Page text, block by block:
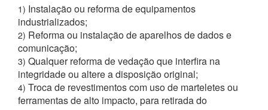
1) Instalação ou reforma de equipamentos
industrializados;
2) Reforma ou instalação de aparelhos de dados e
comunicação;
3) Qualquer reforma de vedação que interfira na
integridade ou altere a disposição original;
4) Troca de revestimentos com uso de marteletes ou
ferramentas de alto impacto, para retirada do